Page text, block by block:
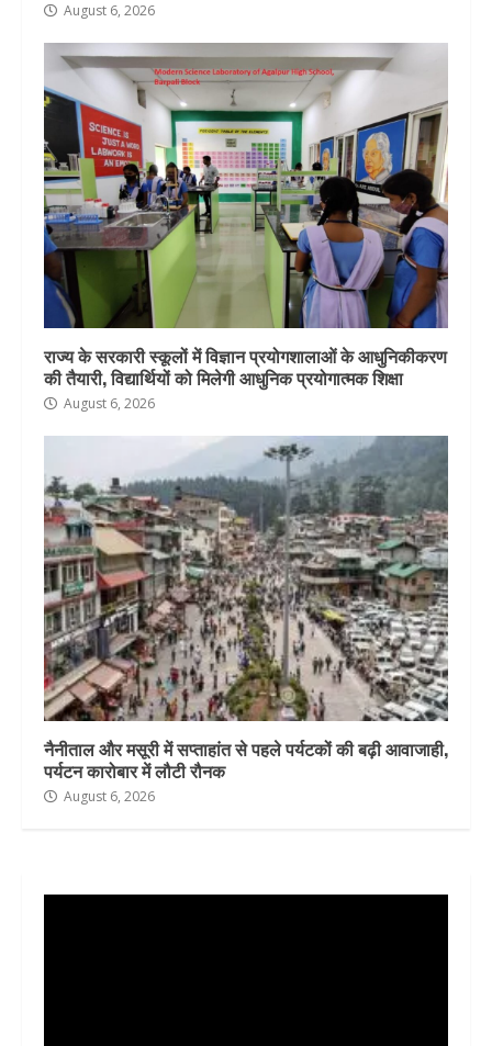
August 6, 2026
राज्य के सरकारी स्कूलों में विज्ञान प्रयोगशालाओं के आधुनिकीकरण
की तैयारी, विद्यार्थियों को मिलेगी आधुनिक प्रयोगात्मक शिक्षा
August 6, 2026
नैनीताल और मसूरी में सप्ताहांत से पहले पर्यटकों की बढ़ी आवाजाही,
पर्यटन कारोबार में लौटी रौनक
August 6, 2026